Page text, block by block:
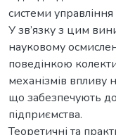
системи
У зв’язку з цим
науковому
поведінкою
механізмів впливу
що забезпечують
підприємства.
Теоретичні та